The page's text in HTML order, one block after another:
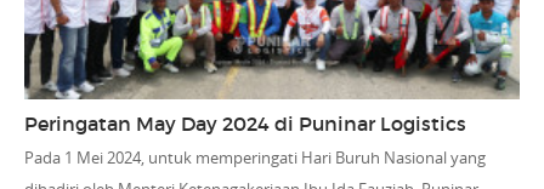
Peringatan May Day 2024 di Puninar Logistics
Pada 1 Mei 2024, untuk memperingati Hari Buruh Nasional yang